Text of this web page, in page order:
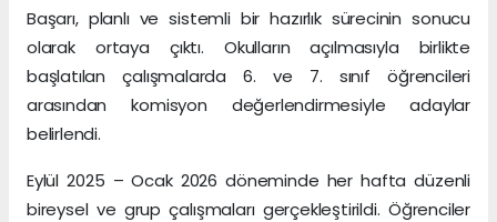
Başarı, planlı ve sistemli bir hazırlık sürecinin sonucu
olarak ortaya çıktı. Okulların açılmasıyla birlikte
başlatılan çalışmalarda 6. ve 7. sınıf öğrencileri
arasından komisyon değerlendirmesiyle adaylar
belirlendi.
Eylül 2025 – Ocak 2026 döneminde her hafta düzenli
bireysel ve grup çalışmaları gerçekleştirildi. Öğrenciler